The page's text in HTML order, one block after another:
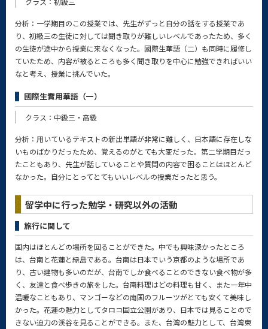
分析：一学期目のこの授業では、先生がずっと自分の話をする授業であ
り、初級三の生徒に対しては聞き取りが難しいレベルであったため、多く
の生徒が途中から授業に来なくなった。國際生華語（二）も同時に履修し
ていたため、内容が被るところも多く聞き取りを中心に勉強できればいい
なと考え、授業に挑んでいた。
國際生實用華語（一）
クラス：中級三・高級
分析：用いているテキストの新出単語が非常に難しく、日本語に存在しな
いものばかりだったため、覚えるのがとても大変だった。第二学期目だっ
たこともあり、先生が話していることや質問の内容で困ることはほとんど
なかった。自分にとってとてもいいレベルの授業だったと思う。
留学中に行った勉学・研究以外の活動
旅行に関して
国内はほとんどの場所を回ることができた。中でも興味深かったところ
は、台南と花蓮と緑島である。台南は日本でいう京都のような場所であ
り、古い建物も多いのだが、台南でしか食べることのできない食べ物が多
く、友達と食べ歩きの旅をした。台南料理はどの料理も甘く、また一年中
温暖なこともあり、マンゴーなどの南国のフルーツがとても安くて美味し
かった。花蓮の魅力としてタロコ国立公園があり、日本では見ることので
きない迫力の渓谷を見ることができる。また、台湾の魅力として、台湾東